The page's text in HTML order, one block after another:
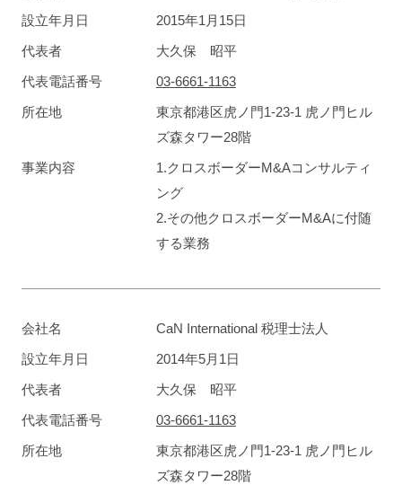
設立年月日
2015年1月15日
代表者
大久保 昭平
代表電話番号
03-6661-1163
所在地
東京都港区虎ノ門1-23-1 虎ノ門ヒル
ズ森タワー28階
事業内容
1.クロスボーダーM&Aコンサルティ
ング
2.その他クロスボーダーM&Aに付随
する業務
会社名
CaN International 税理士法人
設立年月日
2014年5月1日
代表者
大久保 昭平
代表電話番号
03-6661-1163
所在地
東京都港区虎ノ門1-23-1 虎ノ門ヒル
ズ森タワー28階